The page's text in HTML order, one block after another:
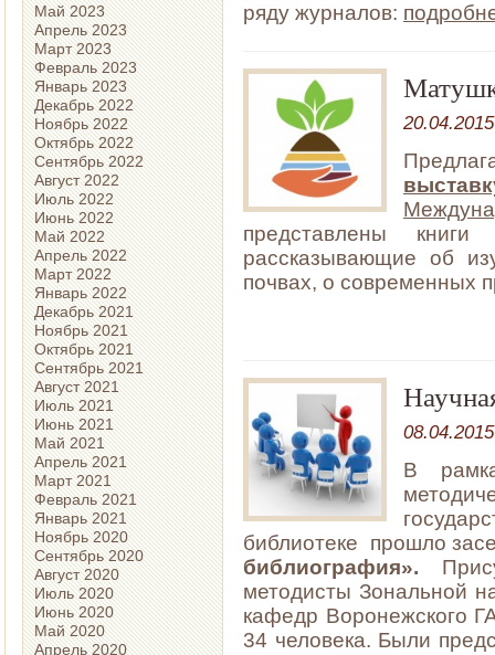
Май 2023
Апрель 2023
Март 2023
Февраль 2023
Январь 2023
Декабрь 2022
Ноябрь 2022
Октябрь 2022
Сентябрь 2022
Август 2022
Июль 2022
Июнь 2022
Май 2022
Апрель 2022
Март 2022
Январь 2022
Декабрь 2021
Ноябрь 2021
Октябрь 2021
Сентябрь 2021
Август 2021
Июль 2021
Июнь 2021
Май 2021
Апрель 2021
Март 2021
Февраль 2021
Январь 2021
Ноябрь 2020
Сентябрь 2020
Август 2020
Июль 2020
Июнь 2020
Май 2020
Апрель 2020
ряду журналов:
20.04.2015
представлены
рассказывающие об
почвах, о современных
08.04.2015
В
библиотеке прошло
библиография».
методисты Зональной
кафедр Воронежского
34 человека. Были